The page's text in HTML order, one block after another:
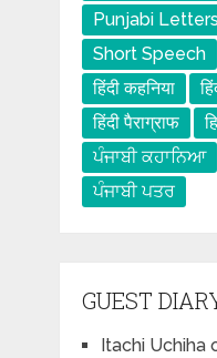
Punjabi Letters
Short Speech
हिंदी कहनिया
हिंदी पैराग्राफ
ਪੰਜਾਬੀ ਕਹਾਨਿਆ
ਪੰਜਾਬੀ ਪਤਰ
GUEST
Itachi Uchiha